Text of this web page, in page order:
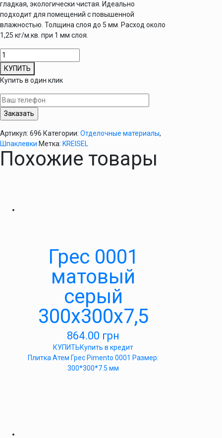
гладкая, экологически чистая. Идеально
подходит для помещений с повышенной
влажностью. Толщина слоя до 5 мм. Расход около
1,25 кг/м.кв. при 1 мм слоя.
Количество
товара
Шпаклевка
цементно-
известковая
Kreisel
662
25кг
КУПИТЬ
Купить в один клик
Артикул: 696 Категории: Отделочные материалы,
Шпаклевки Метка: KREISEL
Похожие товары
Грес 0001
матовый
серый
300х300х7,5
864.00 грн
КУПИТЬКупить в кредит
Плитка Атем Грес Pimento 0001 Размер:
300*300*7.5 мм